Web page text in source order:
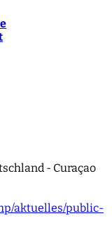
- Curaçao
aktuelles/public-